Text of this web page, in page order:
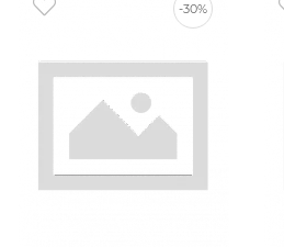
-30%